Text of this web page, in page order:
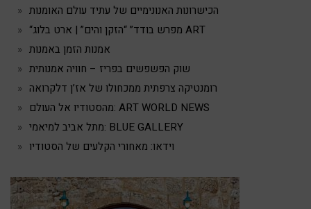
הכישרונות האנונימיים של עתיד עולם האומנות
“מפרש בודד” “הזקן והים” | ארט בלוג ART
אמנות הזמן באמנות
שוק הפשפשים בפריז – חוויה אמנותית
רומנטיקה צרפתית ממכחולו של אז’ן דלקרואה
מהסטודיו אל העולם: ART WORLD NEWS
מתל אביב למיאמי: BLUE GALLERY
וידאו: מאחורי הקלעים של הסטודיו